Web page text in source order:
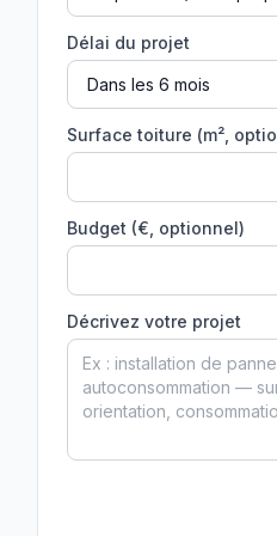
Délai du projet
Surface toiture (m²,
Budget (€, optionnel)
Décrivez votre projet